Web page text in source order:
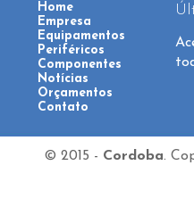
Home
Empresa
Equipamentos
Periféricos
Componentes
Notícias
Orçamentos
Contato
© 2015 - Cordoba.